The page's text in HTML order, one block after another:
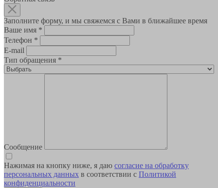
Заполните форму, и мы свяжемся с Вами в ближайшее время
Ваше имя *
Телефон *
E-mail
Тип обращения *
Сообщение
Нажимая на кнопку ниже, я даю согласие на обработку
персональных данных в соответствии с Политикой
конфиденциальности